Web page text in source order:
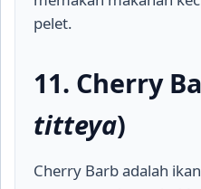
pelet.
11. Cherry
titteya)
Cherry Barb adalah